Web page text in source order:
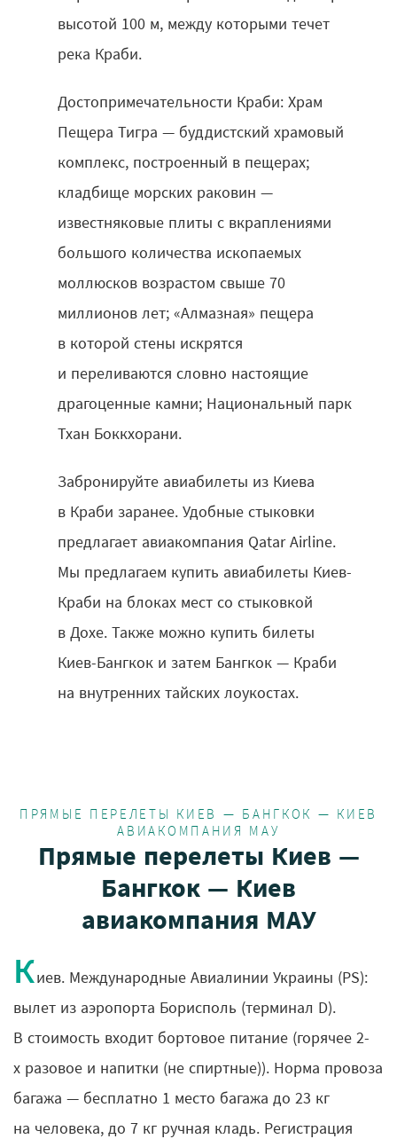
высотой 100 м, между которыми течет
река Краби.
Достопримечательности Краби: Храм
Пещера Тигра — буддистский храмовый
комплекс, построенный в пещерах;
кладбище морских раковин —
известняковые плиты с вкраплениями
большого количества ископаемых
моллюсков возрастом свыше 70
миллионов лет; «Алмазная» пещера
в которой стены искрятся
и переливаются словно настоящие
драгоценные камни; Национальный парк
Тхан Боккхорани.
Забронируйте авиабилеты из Киева
в Краби заранее. Удобные стыковки
предлагает авиакомпания Qatar Airline.
Мы предлагаем купить авиабилеты Киев-
Краби на блоках мест со стыковкой
в Дохе. Также можно купить билеты
Киев-Бангкок и затем Бангкок — Краби
на внутренних тайских лоукостах.
ПРЯМЫЕ ПЕРЕЛЕТЫ КИЕВ — БАНГКОК — КИЕВ
АВИАКОМПАНИЯ МАУ
Прямые перелеты Киев —
Бангкок — Киев
авиакомпания МАУ
Киев. Международные Авиалинии Украины (PS):
вылет из аэропорта Борисполь (терминал D).
В стоимость входит бортовое питание (горячее 2-
х разовое и напитки (не спиртные)). Норма провоза
багажа — бесплатно 1 место багажа до 23 кг
на человека, до 7 кг ручная кладь. Регистрация